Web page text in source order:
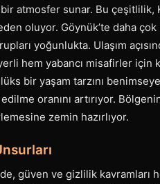
atmosfer sunar. Bu
oluyor. Göynük’te daha
yoğunlukta. Ulaşım
hem yabancı misafirler için
bir yaşam tarzını
oranını artırıyor.
zemin hazırlıyor.
güven ve gizlilik kavramları